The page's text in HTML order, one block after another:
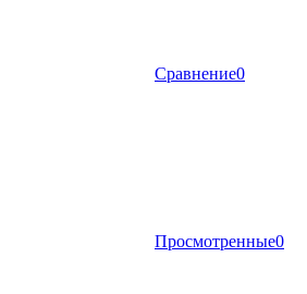
Сравнение0
Просмотренные0